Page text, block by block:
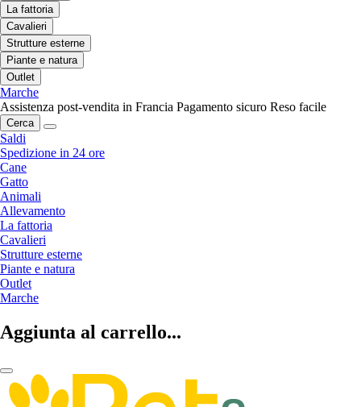
La fattoria
Cavalieri
Strutture esterne
Piante e natura
Outlet
Marche
Assistenza post-vendita in Francia Pagamento sicuro Reso facile
Cerca
Saldi
Spedizione in 24 ore
Cane
Gatto
Animali
Allevamento
La fattoria
Cavalieri
Strutture esterne
Piante e natura
Outlet
Marche
Aggiunta al carrello...